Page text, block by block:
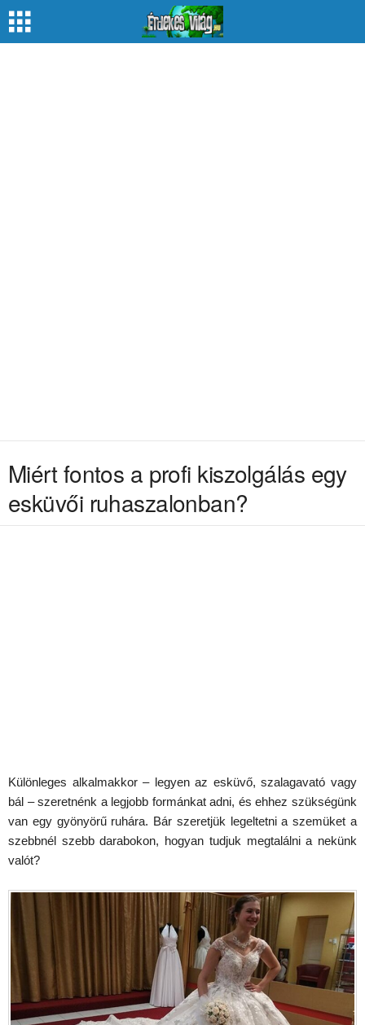
Miért fontos a profi kiszolgálás egy
esküvői ruhaszalonban?
Különleges alkalmakkor – legyen az esküvő, szalagavató vagy
bál – szeretnénk a legjobb formánkat adni, és ehhez szükségünk
van egy gyönyörű ruhára. Bár szeretjük legeltetni a szemüket a
szebbnél szebb darabokon, hogyan tudjuk megtalálni a nekünk
valót?